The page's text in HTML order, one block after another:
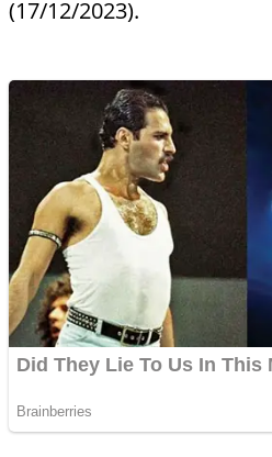
(17/12/2023).